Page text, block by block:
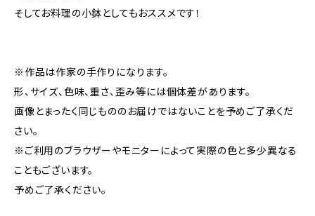
そしてお料理の小鉢としてもおススメです！
※作品は作家の手作りになります。
形、サイズ、色味、重さ、歪み等には個体差があります。
画像とまったく同じもののお届けではないことを予めご了承くだ
さい。
※ご利用のブラウザーやモニターによって実際の色と多少異なる
こともございます。
予めご了承ください。